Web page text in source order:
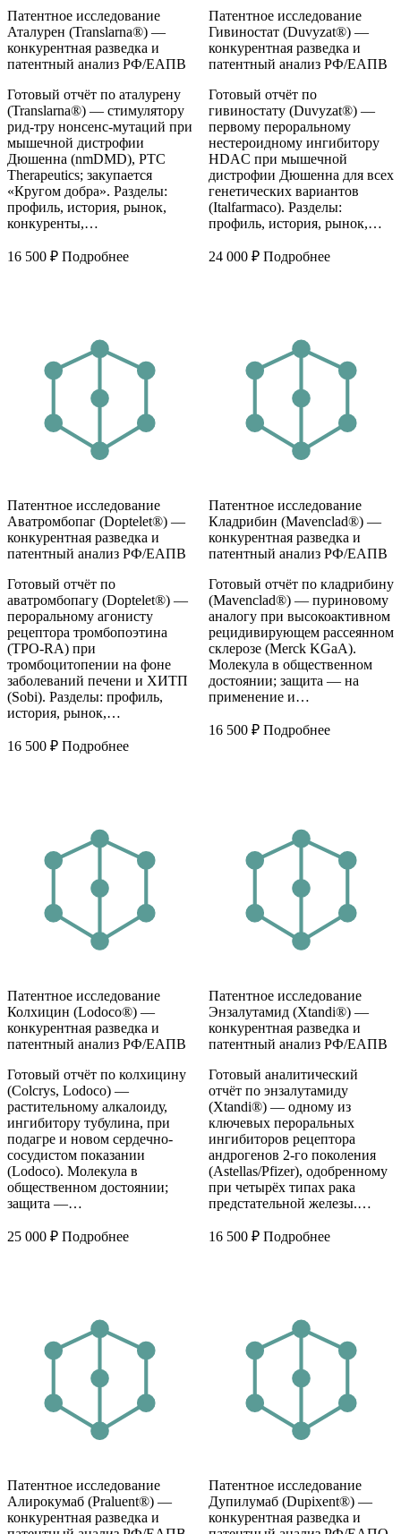
Патентное исследование
Аталурен (Translarna®) —
конкурентная разведка и
патентный анализ РФ/ЕАПВ
Готовый отчёт по аталурену
(Translarna®) — стимулятору
рид-тру нонсенс-мутаций при
мышечной дистрофии
Дюшенна (nmDMD), PTC
Therapeutics; закупается
«Кругом добра». Разделы:
профиль, история, рынок,
конкуренты,…
16 500 ₽ Подробнее
Патентное исследование
Гивиностат (Duvyzat®) —
конкурентная разведка и
патентный анализ РФ/ЕАПВ
Готовый отчёт по
гивиностату (Duvyzat®) —
первому пероральному
нестероидному ингибитору
HDAC при мышечной
дистрофии Дюшенна для всех
генетических вариантов
(Italfarmaco). Разделы:
профиль, история, рынок,…
24 000 ₽ Подробнее
Патентное исследование
Аватромбопаг (Doptelet®) —
конкурентная разведка и
патентный анализ РФ/ЕАПВ
Готовый отчёт по
аватромбопагу (Doptelet®) —
пероральному агонисту
рецептора тромбопоэтина
(TPO-RA) при
тромбоцитопении на фоне
заболеваний печени и ХИТП
(Sobi). Разделы: профиль,
история, рынок,…
16 500 ₽ Подробнее
Патентное исследование
Кладрибин (Mavenclad®) —
конкурентная разведка и
патентный анализ РФ/ЕАПВ
Готовый отчёт по кладрибину
(Mavenclad®) — пуриновому
аналогу при высокоактивном
рецидивирующем рассеянном
склерозе (Merck KGaA).
Молекула в общественном
достоянии; защита — на
применение и…
16 500 ₽ Подробнее
Патентное исследование
Колхицин (Lodoco®) —
конкурентная разведка и
патентный анализ РФ/ЕАПВ
Готовый отчёт по колхицину
(Colcrys, Lodoco) —
растительному алкалоиду,
ингибитору тубулина, при
подагре и новом сердечно-
сосудистом показании
(Lodoco). Молекула в
общественном достоянии;
защита —…
25 000 ₽ Подробнее
Патентное исследование
Энзалутамид (Xtandi®) —
конкурентная разведка и
патентный анализ РФ/ЕАПВ
Готовый аналитический
отчёт по энзалутамиду
(Xtandi®) — одному из
ключевых пероральных
ингибиторов рецептора
андрогенов 2-го поколения
(Astellas/Pfizer), одобренному
при четырёх типах рака
предстательной железы.…
16 500 ₽ Подробнее
Патентное исследование
Алирокумаб (Praluent®) —
конкурентная разведка и
Патентное исследование
Дупилумаб (Dupixent®) —
конкурентная разведка и